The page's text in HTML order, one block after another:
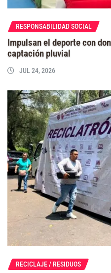
RESPONSABILIDAD SOCIAL
Impulsan el deporte con
captación pluvial
JUL 24, 2026
RECICLAJE / RESIDUOS